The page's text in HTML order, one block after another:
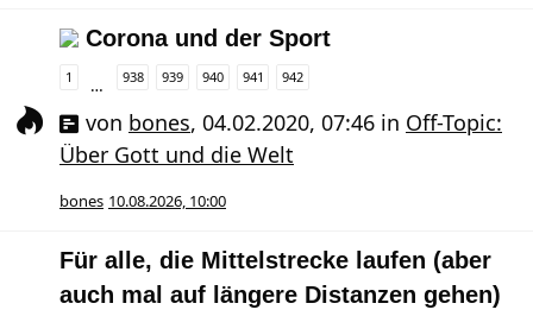
Corona und der Sport
1 … 938 939 940 941 942
von bones, 04.02.2020, 07:46 in Off-Topic:
Über Gott und die Welt
bones 10.08.2026, 10:00
Für alle, die Mittelstrecke laufen (aber
auch mal auf längere Distanzen gehen)